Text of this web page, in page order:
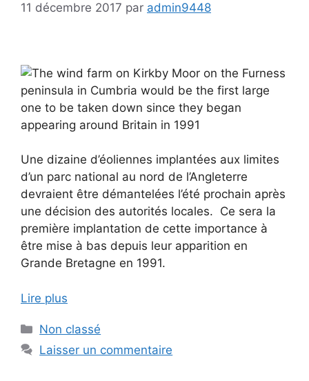
11 décembre 2017 par admin9448
Une dizaine d’éoliennes implantées aux limites
d’un parc national au nord de l’Angleterre
devraient être démantelées l’été prochain après
une décision des autorités locales. Ce sera la
première implantation de cette importance à
être mise à bas depuis leur apparition en
Grande Bretagne en 1991.
Lire plus
Catégories
Non classé
Laisser un commentaire